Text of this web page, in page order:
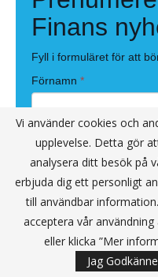
Vi använder cookies och
upplevelse. Detta gör
analysera ditt besök på
erbjuda dig ett personligt
till användbar
acceptera vår
eller klicka ”Mer
Jag